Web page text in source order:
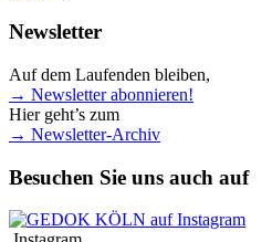
Newsletter
Auf dem Laufenden bleiben,
→ Newsletter abonnieren!
Hier geht’s zum
→ Newsletter-Archiv
Besuchen Sie uns auch auf